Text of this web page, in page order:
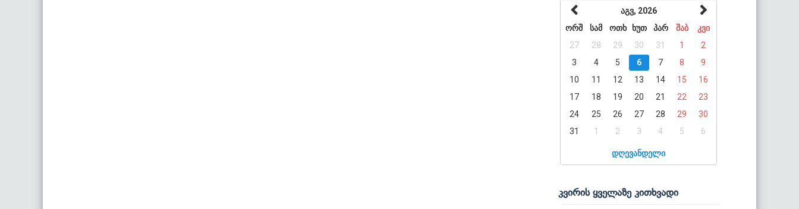
აგვ, 2026
ორშ
სამ ოთხ ხუთ პარ შაბ
კვი
27
28 29 30 31 1
2
3
4 5 6 7 8
9
10
11 12 13 14 15
16
17
18 19 20 21 22
23
24
25 26 27 28 29
30
31
1 2 3 4 5 6
დღევანდელი
კვირის ყველაზე კითხვადი